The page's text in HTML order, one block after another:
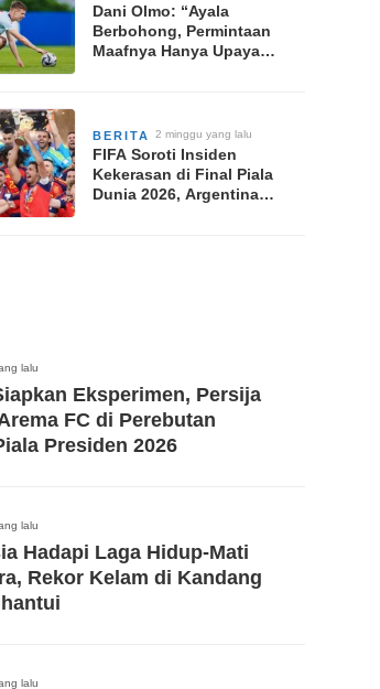
Dani Olmo: “Ayala
Berbohong, Permintaan
Maafnya Hanya Upaya
BERITA 2 minggu yang lalu
FIFA Soroti Insiden
Kekerasan di Final Piala
Dunia 2026, Argentina
lalu
Eksperimen, Persija
FC di Perebutan
Presiden 2026
lalu
Hadapi Laga Hidup-Mati
Rekor Kelam di Kandang
lalu